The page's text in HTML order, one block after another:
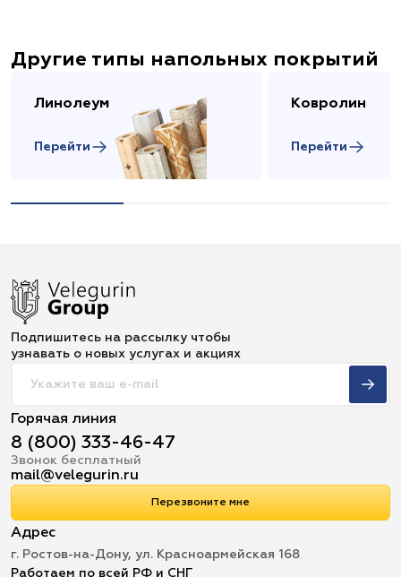
Другие типы напольных покрытий
Линолеум
Перейти
Ковролин
Перейти
Подпишитесь на рассылку чтобы
узнавать о новых услугах и акциях
Горячая линия
8 (800) 333-46-47
Звонок бесплатный
mail@velegurin.ru
Перезвоните мне
Адрес
г. Ростов-на-Дону, ул. Красноармейская 168
Работаем по всей РФ и СНГ